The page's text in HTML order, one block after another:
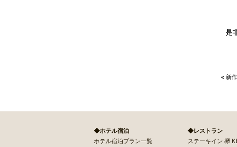
是
« 新
◆ホテル宿泊
ホテル宿泊プラン一覧
◆レストラン
ステーキイン 欅